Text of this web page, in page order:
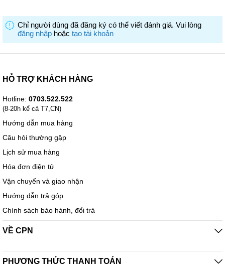
Chỉ người dùng đã đăng ký có thể viết đánh giá. Vui lòng
đăng nhập hoặc tạo tài khoản
HỖ TRỢ KHÁCH HÀNG
Hotline: 0703.522.522
(8-20h kể cả T7,CN)
Hướng dẫn mua hàng
Câu hỏi thường gặp
Lịch sử mua hàng
Hóa đơn điện tử
Vận chuyển và giao nhận
Hướng dẫn trả góp
Chính sách bảo hành, đổi trả
VỀ CPN
PHƯƠNG THỨC THANH TOÁN